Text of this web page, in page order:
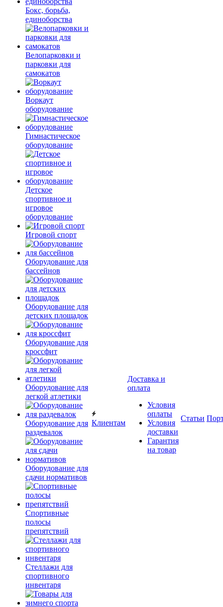
Бокс, борьба,
единоборства
Велопарковки и
парковки для
самокатов
Воркаут
оборудование
Гимнастическое
оборудование
Детское
спортивное и
игровое
оборудование
Игровой спорт
Оборудование для
бассейнов
Оборудование для
детских площадок
Оборудование для
кроссфит
Оборудование для
легкой атлетики
Оборудование для
раздевалок
Оборудование для
сдачи нормативов
Спортивные
полосы
препятствий
Стеллажи для
спортивного
инвентаря
Клиентам
Доставка и
оплата
Условия
оплаты
Условия
доставки
Гарантия
на товар
Статьи